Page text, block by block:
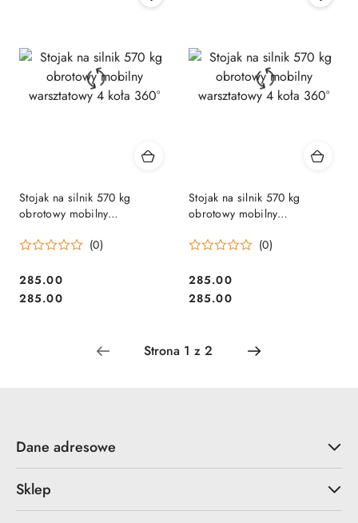
Stojak na silnik 570 kg
obrotowy mobilny
(0)
Cena:
285.00
Cena:
285.00
Stojak na silnik 570 kg
obrotowy mobilny
(0)
Cena:
285.00
Cena:
285.00
Dane adresowe
Sklep